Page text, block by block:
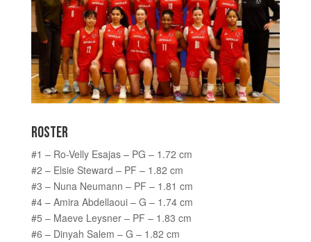
ROSTER
#1 – Ro-Velly Esajas – PG – 1.72 cm
#2 – Elsie Steward – PF – 1.82 cm
#3 – Nuna Neumann – PF – 1.81 cm
#4 – Amira Abdellaoui – G – 1.74 cm
#5 – Maeve Leysner – PF – 1.83 cm
#6 – Dinyah Salem – G – 1.82 cm